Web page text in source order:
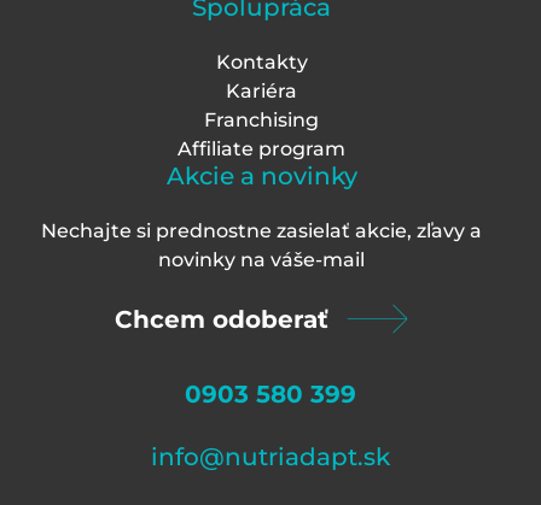
Spolupráca
Kontakty
Kariéra
Franchising
Affiliate program
Akcie a novinky
Nechajte si prednostne zasielať akcie, zľavy a
novinky na váše-mail
Chcem odoberať
0903 580 399
info@nutriadapt.sk